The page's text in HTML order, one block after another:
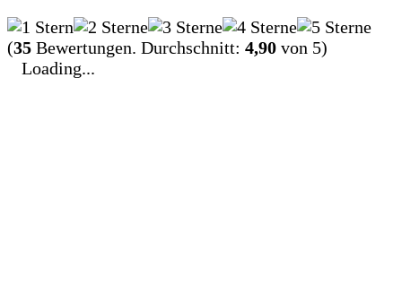
(35 Bewertungen. Durchschnitt: 4,90 von 5)
Loading...